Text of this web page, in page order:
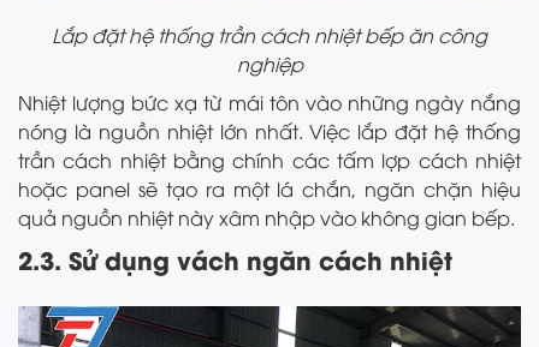
Lắp đặt hệ thống trần cách nhiệt bếp ăn công
nghiệp
Nhiệt lượng bức xạ từ mái tôn vào những ngày nắng
nóng là nguồn nhiệt lớn nhất. Việc lắp đặt hệ thống
trần cách nhiệt bằng chính các tấm lợp cách nhiệt
hoặc panel sẽ tạo ra một lá chắn, ngăn chặn hiệu
quả nguồn nhiệt này xâm nhập vào không gian bếp.
2.3. Sử dụng vách ngăn cách nhiệt